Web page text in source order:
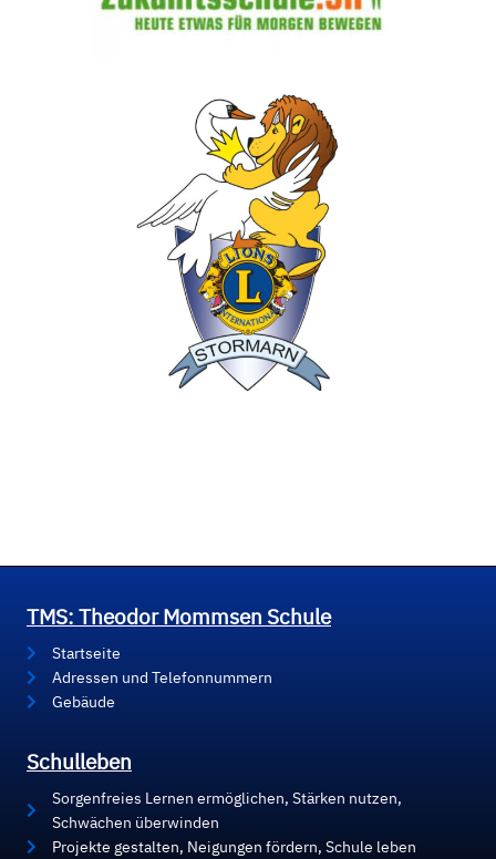
TMS: Theodor Mommsen Schule
Startseite
Adressen und Telefonnummern
Gebäude
Schulleben
Sorgenfreies Lernen ermöglichen, Stärken nutzen,
Schwächen überwinden
Projekte gestalten, Neigungen fördern, Schule leben